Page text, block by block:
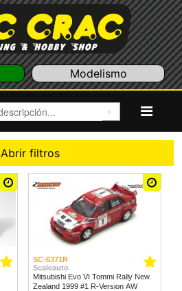
Modelismo
Abrir filtros
SC-6371R
Scaleauto
Mitsubishi Evo VI Tommi Rally New
Zealand 1999 #1 R-Version AW